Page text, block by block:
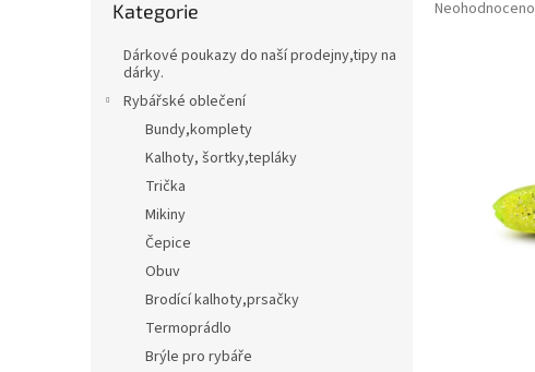
kategorie
Kategorie
Dárkové poukazy do naší prodejny,tipy na
dárky.
Rybářské oblečení
Bundy,komplety
Kalhoty, šortky,tepláky
Trička
Mikiny
Čepice
Obuv
Brodící kalhoty,prsačky
Termoprádlo
Brýle pro rybáře
Průměrné
Neohodnoceno